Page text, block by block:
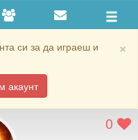
×
си за да играеш и
акаунт
0